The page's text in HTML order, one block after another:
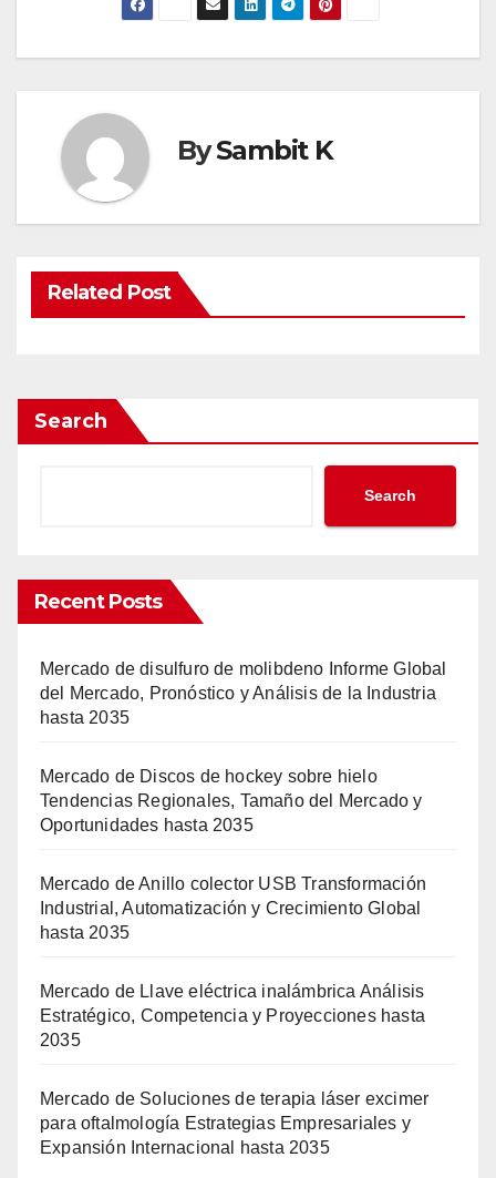
BySambit K
Related Post
Search
Search
Recent Posts
Mercado de disulfuro de molibdeno Informe Global
del Mercado, Pronóstico y Análisis de la Industria
hasta 2035
Mercado de Discos de hockey sobre hielo
Tendencias Regionales, Tamaño del Mercado y
Oportunidades hasta 2035
Mercado de Anillo colector USB Transformación
Industrial, Automatización y Crecimiento Global
hasta 2035
Mercado de Llave eléctrica inalámbrica Análisis
Estratégico, Competencia y Proyecciones hasta
2035
Mercado de Soluciones de terapia láser excimer
para oftalmología Estrategias Empresariales y
Expansión Internacional hasta 2035